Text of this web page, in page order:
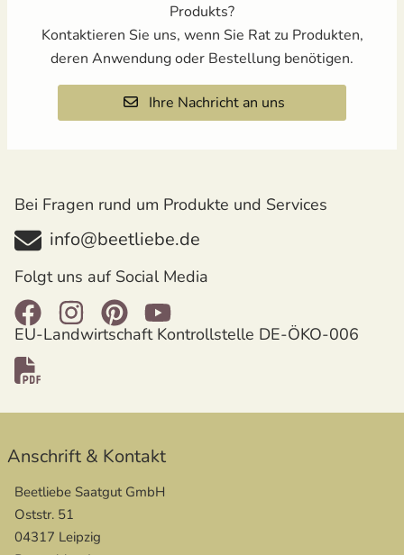
Produkts?
Kontaktieren Sie uns, wenn Sie Rat zu Produkten,
deren Anwendung oder Bestellung benötigen.
Ihre Nachricht an uns
Bei Fragen rund um Produkte und Services
info@beetliebe.de
Folgt uns auf Social Media
EU-Landwirtschaft Kontrollstelle DE-ÖKO-006
Anschrift & Kontakt
Beetliebe Saatgut GmbH
Oststr. 51
04317 Leipzig